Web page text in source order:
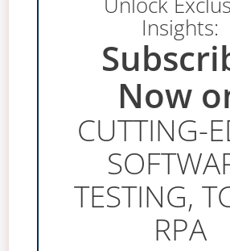
Insights:
Now
CUTTING-
TESTING,
RPA